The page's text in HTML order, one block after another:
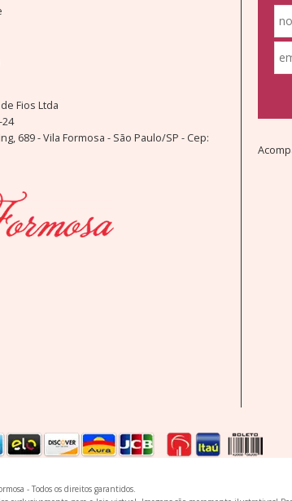
Fios Ltda
24
689 - Vila Formosa - São Paulo/SP - Cep:
- Todos os direitos garantidos.